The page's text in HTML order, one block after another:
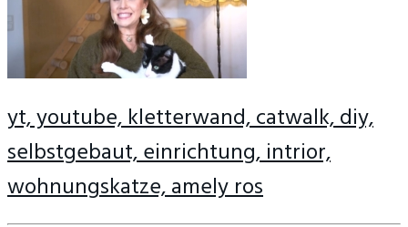
yt, youtube, kletterwand, catwalk, diy,
selbstgebaut, einrichtung, intrior,
wohnungskatze, amely ros